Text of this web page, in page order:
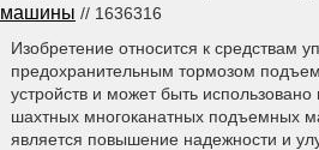
машины // 1636316
Изобретение относится к средствам
предохранительным тормозом
устройств и может быть использовано
шахтных многоканатных подъемных
является повышение надежности и